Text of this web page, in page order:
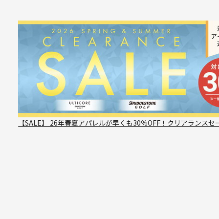
【SALE】 26年春夏アパレルが早くも30％OFF！クリアランスセ